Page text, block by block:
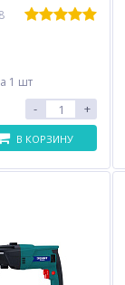
1 шт
- +
В КОРЗИНУ